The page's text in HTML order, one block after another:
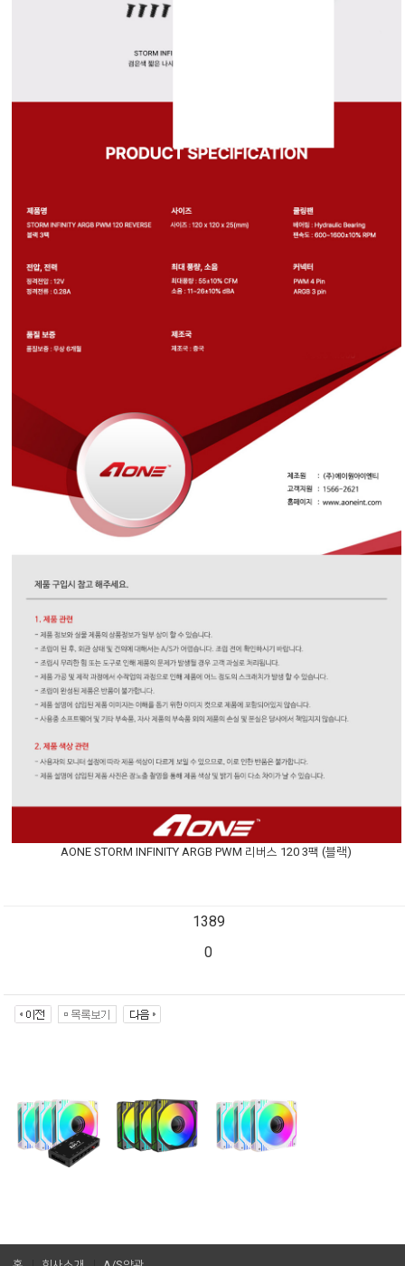
AONE STORM INFINITY ARGB PWM 리버스 120 3팩 (블랙)
1389
0